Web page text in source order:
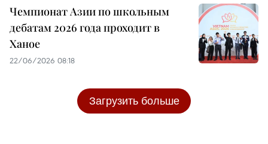
Чемпионат Азии по школьным
дебатам 2026 года проходит в
Ханое
22/06/2026 08:18
Загрузить больше